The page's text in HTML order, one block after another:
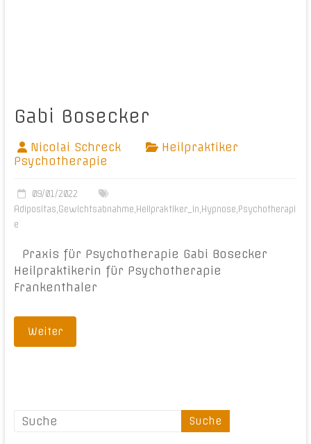
Gabi Bosecker
Nicolai Schreck
Heilpraktiker
Psychotherapie
09/01/2022
Adipositas,Gewichtsabnahme, Heilpraktiker_in, Hypnose,Psychotherapi
e
Praxis für Psychotherapie Gabi Bosecker
Heilpraktikerin für Psychotherapie
Frankenthaler
Weiter